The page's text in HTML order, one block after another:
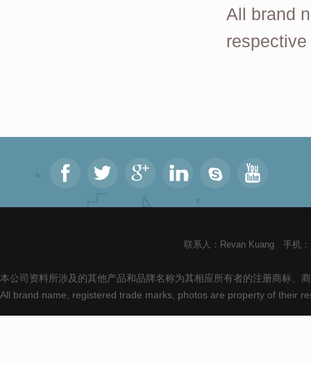
All brand
联系人：Revan Kuang 手机
本公司资料所涉及的其他产品和品牌名称为其相应所有者的注册商标、
All brand name, registered trade marks, photos are property of their